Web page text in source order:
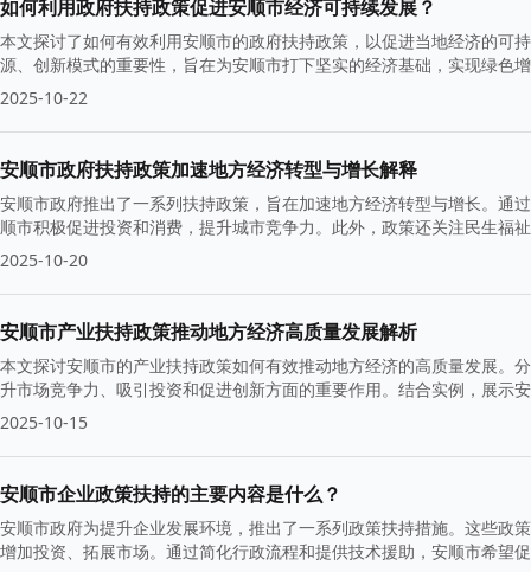
如何利用政府扶持政策促进安顺市经济可持续发展？
本文探讨了如何有效利用安顺市的政府扶持政策，以促进当地经济的可
源、创新模式的重要性，旨在为安顺市打下坚实的经济基础，实现绿色
2025-10-22
安顺市政府扶持政策加速地方经济转型与增长解释
安顺市政府推出了一系列扶持政策，旨在加速地方经济转型与增长。通
顺市积极促进投资和消费，提升城市竞争力。此外，政策还关注民生福
境。
2025-10-20
安顺市产业扶持政策推动地方经济高质量发展解析
本文探讨安顺市的产业扶持政策如何有效推动地方经济的高质量发展。
升市场竞争力、吸引投资和促进创新方面的重要作用。结合实例，展示
2025-10-15
安顺市企业政策扶持的主要内容是什么？
安顺市政府为提升企业发展环境，推出了一系列政策扶持措施。这些政
增加投资、拓展市场。通过简化行政流程和提供技术援助，安顺市希望